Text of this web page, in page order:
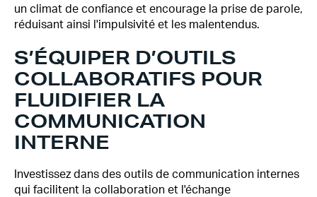
un climat de confiance et encourage la prise de parole,
réduisant ainsi l'impulsivité et les malentendus.
S’ÉQUIPER D’OUTILS
COLLABORATIFS POUR
FLUIDIFIER LA
COMMUNICATION
INTERNE
Investissez dans des outils de communication internes
qui facilitent la collaboration et l'échange